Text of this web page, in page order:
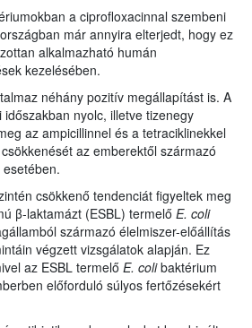
a ciprofloxacinnal szembeni
már annyira elterjedt, hogy ez
alkalmazható humán
kezelésében.
néhány pozitív megállapítást is. A
nyolc, illetve tizenegy
az ampicillinnel és a tetraciklinekkel
az emberektől származó
csökkenő tendenciát figyeltek meg
β-laktamázt (ESBL) termelő E. coli
származó élelmiszer-előállítás
végzett vizsgálatok alapján. Ez
az ESBL termelő E. colibaktérium
előforduló súlyos fertőzésekért